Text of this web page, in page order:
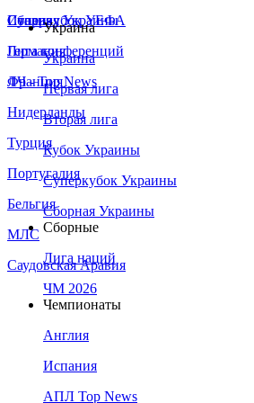
Сборная Украины
Италия
Германия
Франция
Нидерланды
Турция
Португалия
Бельгия
МЛС
Саудовская Аравия
Суперкубок УЕФА
Лига конференций
ЛЧ - Top News
Украина
Украина
Первая лига
Вторая лига
Кубок Украины
Суперкубок Украины
Сборная Украины
Сборные
Лига наций
ЧМ 2026
Чемпионаты
Англия
Испания
АПЛ Top News